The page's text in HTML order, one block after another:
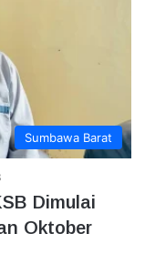
Sumbawa Barat
Dimulai
Oktober